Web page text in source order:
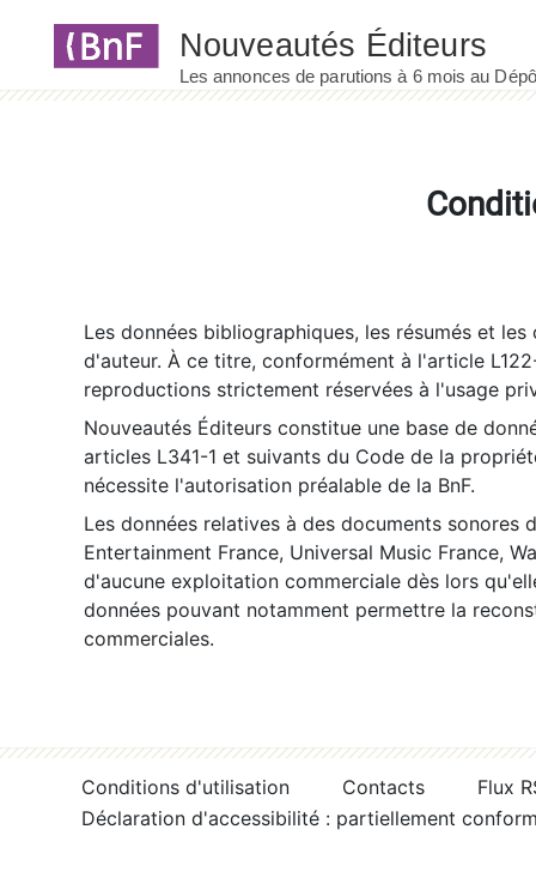
Les données bibliographiques, les résumés et
d'auteur. À ce titre, conformément à l'article
reproductions strictement réservées à l'usage
Nouveautés Éditeurs constitue une base de
articles L341-1 et suivants du Code de la
nécessite l'autorisation préalable de la BnF.
Les données relatives à des documents sonores
Entertainment France, Universal Music France,
d'aucune exploitation commerciale dès lors
données pouvant notamment permettre la
commerciales.
Conditions d'utilisation Contacts
Flux
Déclaration d'accessibilité : partiellement